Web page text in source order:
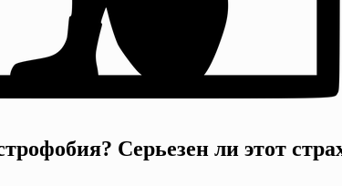
Серьезен ли этот